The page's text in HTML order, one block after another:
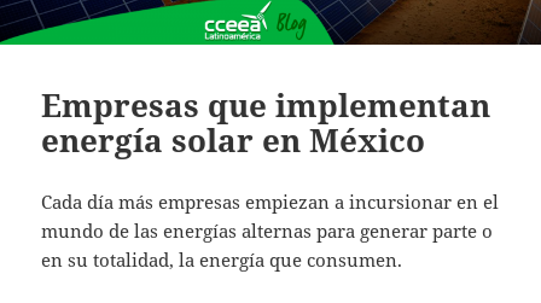
Empresas que implementan
energía solar en México
Cada día más empresas empiezan a incursionar en el
mundo de las energías alternas para generar parte o
en su totalidad, la energía que consumen.